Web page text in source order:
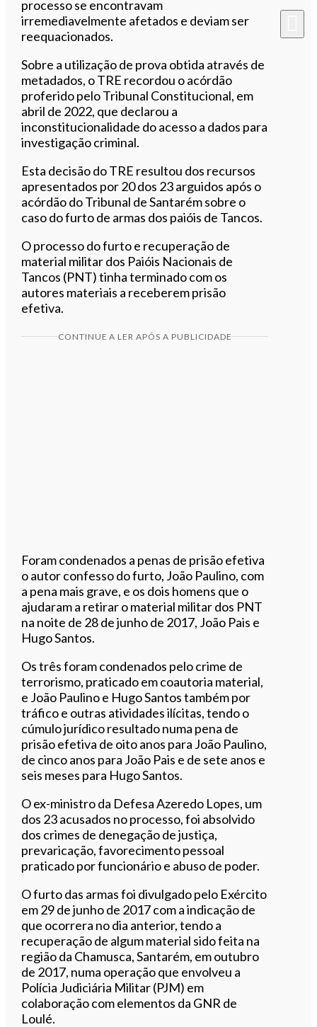
processo se encontravam
irremediavelmente afetados e deviam ser
reequacionados.
Sobre a utilização de prova obtida através de
metadados, o TRE recordou o acórdão
proferido pelo Tribunal Constitucional, em
abril de 2022, que declarou a
inconstitucionalidade do acesso a dados para
investigação criminal.
Esta decisão do TRE resultou dos recursos
apresentados por 20 dos 23 arguidos após o
acórdão do Tribunal de Santarém sobre o
caso do furto de armas dos paióis de Tancos.
O processo do furto e recuperação de
material militar dos Paióis Nacionais de
Tancos (PNT) tinha terminado com os
autores materiais a receberem prisão
efetiva.
CONTINUE A LER APÓS A PUBLICIDADE
Foram condenados a penas de prisão efetiva
o autor confesso do furto, João Paulino, com
a pena mais grave, e os dois homens que o
ajudaram a retirar o material militar dos PNT
na noite de 28 de junho de 2017, João Pais e
Hugo Santos.
Os três foram condenados pelo crime de
terrorismo, praticado em coautoria material,
e João Paulino e Hugo Santos também por
tráfico e outras atividades ilícitas, tendo o
cúmulo jurídico resultado numa pena de
prisão efetiva de oito anos para João Paulino,
de cinco anos para João Pais e de sete anos e
seis meses para Hugo Santos.
O ex-ministro da Defesa Azeredo Lopes, um
dos 23 acusados no processo, foi absolvido
dos crimes de denegação de justiça,
prevaricação, favorecimento pessoal
praticado por funcionário e abuso de poder.
O furto das armas foi divulgado pelo Exército
em 29 de junho de 2017 com a indicação de
que ocorrera no dia anterior, tendo a
recuperação de algum material sido feita na
região da Chamusca, Santarém, em outubro
de 2017, numa operação que envolveu a
Polícia Judiciária Militar (PJM) em
colaboração com elementos da GNR de
Loulé.